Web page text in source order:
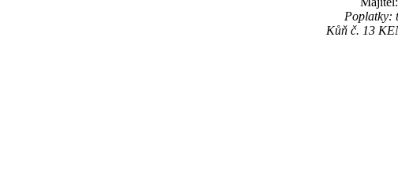
Poplatky:
Kůň č. 13